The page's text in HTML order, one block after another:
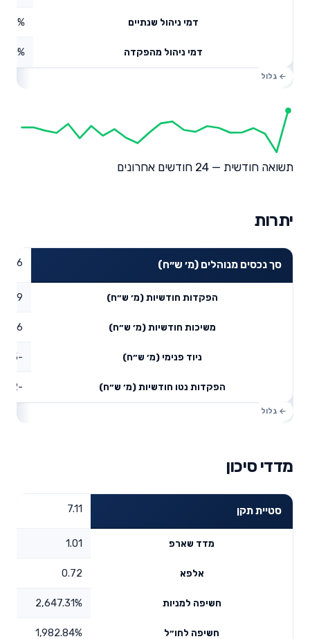
דמי ניהול שנתיים
דמי ניהול מהפקדה 0%
תשואה חודשית — 24 חודשים אחרונים
יתרות
סך נכסים מנוהלים (מ׳ ש״ח)
הפקדות חודשיות (מ׳ ש״ח) 3.79
משיכות חודשיות (מ׳ ש״ח) 5.06
ניוד פנימי (מ׳ ש״ח) -59.25
הפקדות נטו חודשיות (מ׳ ש״ח) -60.52
מדדי סיכון
סטיית תקן 7.11
מדד שארפ 1.01
אלפא 0.72
חשיפה למניות 2,647.31%
חשיפה לחו״ל 1,982.84%